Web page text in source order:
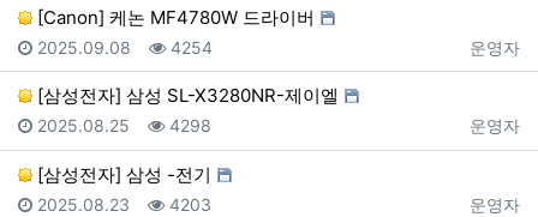
[Canon] 케논 MF4780W 드라이버
등록자
운영자
등록일
2025.09.08 조회
4254
[삼성전자] 삼성 SL-X3280NR-제이엘
등록자
운영자
등록일
2025.08.25 조회
4298
[삼성전자] 삼성 -전기
등록자
운영자
등록일
2025.08.23 조회
4203